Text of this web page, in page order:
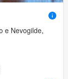
e Nevogilde,